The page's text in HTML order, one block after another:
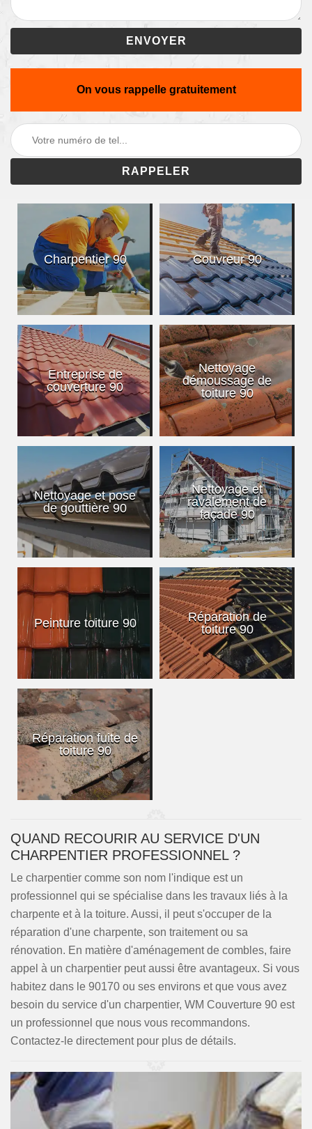
On vous rappelle gratuitement
Charpentier 90 Couvreur 90
Entreprise de
couverture 90
Nettoyage
démoussage de
toiture 90
Nettoyage et pose
de gouttière 90
Nettoyage et
ravalement de
façade 90
Peinture toiture 90
Réparation de
toiture 90
Réparation fuite de
toiture 90
QUAND RECOURIR AU SERVICE D'UN
CHARPENTIER PROFESSIONNEL ?
Le charpentier comme son nom l'indique est un
professionnel qui se spécialise dans les travaux liés à la
charpente et à la toiture. Aussi, il peut s'occuper de la
réparation d'une charpente, son traitement ou sa
rénovation. En matière d'aménagement de combles, faire
appel à un charpentier peut aussi être avantageux. Si vous
habitez dans le 90170 ou ses environs et que vous avez
besoin du service d'un charpentier, WM Couverture 90 est
un professionnel que nous vous recommandons.
Contactez-le directement pour plus de détails.